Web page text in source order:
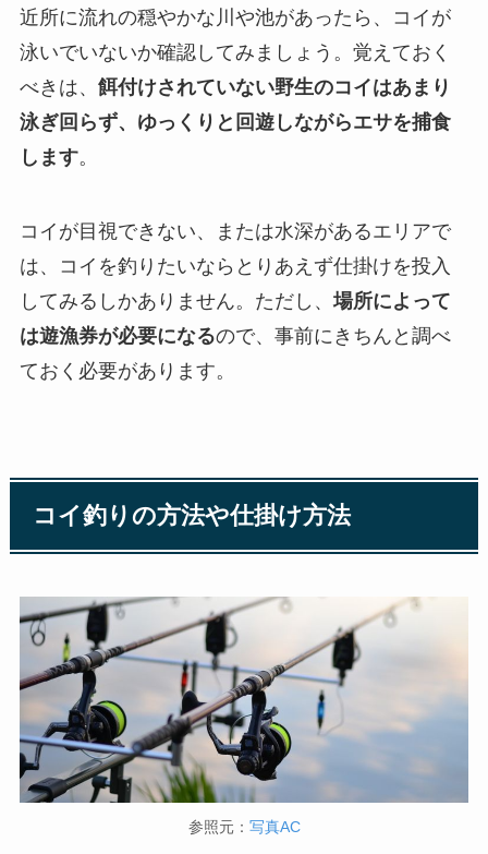
近所に流れの穏やかな川や池があったら、コイが
泳いでいないか確認してみましょう。覚えておく
べきは、 餌付けされていない野生のコイはあまり
泳ぎ回らず、ゆっくりと回遊しながらエサを捕食
します。
コイが目視できない、または水深があるエリアで
は、コイを釣りたいならとりあえず仕掛けを投入
してみるしかありません。ただし、場所によって
は遊漁券が必要になるので、事前にきちんと調べ
ておく必要があります。
コイ釣りの方法や仕掛け方法
参照元： 写真AC